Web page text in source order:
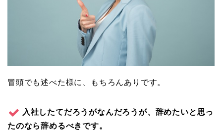
冒頭でも述べた様に、もちろんありです。
入社したてだろうがなんだろうが、辞めたいと思っ
たのなら辞めるべきです。